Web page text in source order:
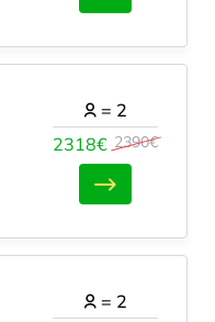
2318€ 2390€
= 2
= 2